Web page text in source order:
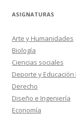
ASIGNATURAS
Arte y Humanidades
Biología
Ciencias sociales
Deporte y Educación
Derecho
Diseño e Ingeniería
Economía